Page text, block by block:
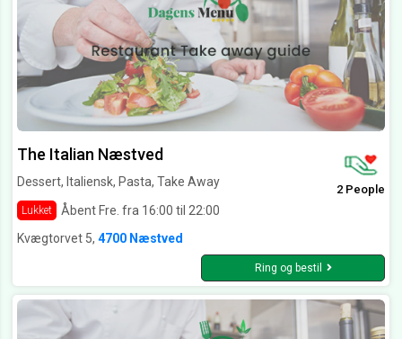
The Italian Næstved
Dessert, Italiensk, Pasta, Take Away
Lukket Åbent Fre. fra 16:00 til 22:00
2 People
Kvægtorvet 5, 4700 Næstved
Ring og bestil